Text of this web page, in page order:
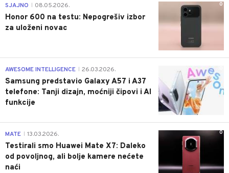
0
SJAJNO 08.05.2026.
Honor 600 na testu: Nepogrešiv izbor
za uloženi novac
AWESOME INTELLIGENCE 26.03.2026.
Samsung predstavio Galaxy A57 i A37
telefone: Tanji dizajn, moćniji čipovi i AI
funkcije
0
MATE 13.03.2026.
Testirali smo Huawei Mate X7: Daleko
od povoljnog, ali bolje kamere nećete
naći